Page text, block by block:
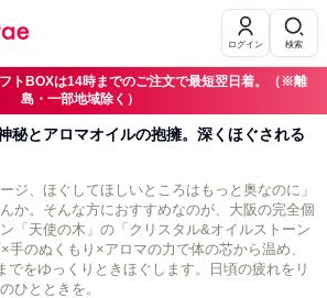
ログイン 検索
フトBOXは14時までのご注文で最短翌日着。（※離
島・一部地域除く）
秘とアロマオイルの抱擁。深くほぐされる
ジ、ほぐしてほしいところはもっと奥なのに」
か。そんな方におすすめなのが、大阪の完全個
「天使の木」の「クリスタル&オイルストーン
手のぬくもり×アロマの力で体の芯から温め、
でをゆっくりときほぐします。日頃の疲れをリ
ひとときを。